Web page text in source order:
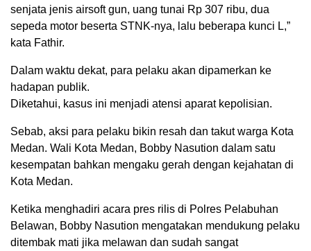
senjata jenis airsoft gun, uang tunai Rp 307 ribu, dua
sepeda motor beserta STNK-nya, lalu beberapa kunci L,”
kata Fathir.
Dalam waktu dekat, para pelaku akan dipamerkan ke
hadapan publik.
Diketahui, kasus ini menjadi atensi aparat kepolisian.
Sebab, aksi para pelaku bikin resah dan takut warga Kota
Medan. Wali Kota Medan, Bobby Nasution dalam satu
kesempatan bahkan mengaku gerah dengan kejahatan di
Kota Medan.
Ketika menghadiri acara pres rilis di Polres Pelabuhan
Belawan, Bobby Nasution mengatakan mendukung pelaku
ditembak mati jika melawan dan sudah sangat